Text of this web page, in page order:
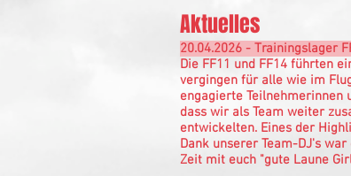
Aktuelles
20.04.2026 - Trainingslager
Die FF11 und FF14 führten
vergingen für alle wie im
engagierte Teilnehmerinnen
dass wir als Team weiter
entwickelten. Eines der
Dank unserer Team-DJ's
Zeit mit euch "gute Laune